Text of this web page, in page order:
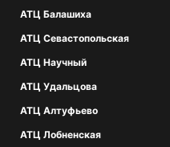
АТЦ Балашиха
АТЦ Севастопольская
АТЦ Научный
АТЦ Удальцова
АТЦ Алтуфьево
АТЦ Лобненская